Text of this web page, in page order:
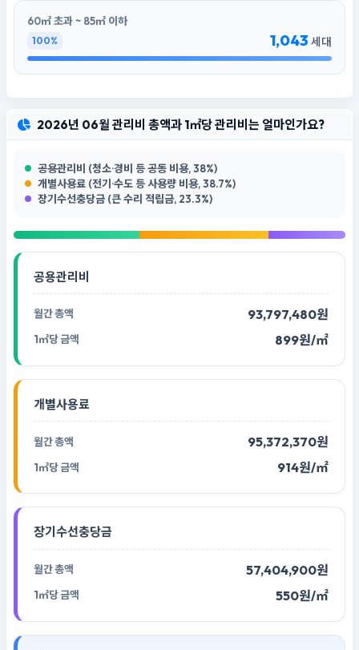
60㎡ 초과 ~ 85㎡ 이하
100% 1,043 세대
2026년 06월 관리비 총액과 1㎡당 관리비는 얼마인가요?
공용관리비 (청소·경비 등 공동 비용, 38%)
개별사용료 (전기·수도 등 사용량 비용, 38.7%)
장기수선충당금 (큰 수리 적립금, 23.3%)
공용관리비
93,797,480원
899원/㎡
개별사용료
95,372,370원
914원/㎡
장기수선충당금
57,404,900원
550원/㎡